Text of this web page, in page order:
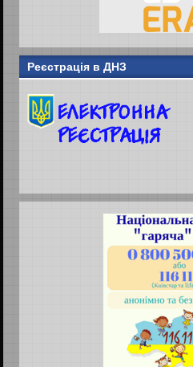
Реєстрація в ДНЗ